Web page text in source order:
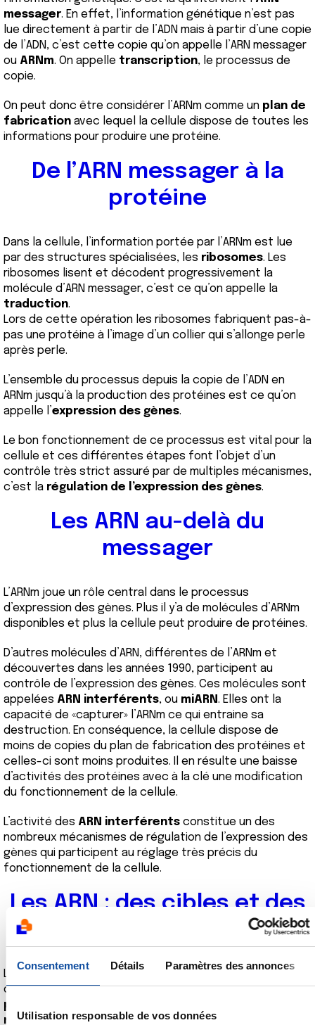
Consentement Détails Paramètres des annonces
Utilisation responsable de vos données
messager. En effet, l’information génétique n’est pas
lue directement à partir de l’ADN mais à partir d’une copie
de l’ADN, c’est cette copie qu’on appelle l’ARN messager
ou ARNm. On appelle transcription, le processus de
copie.
On peut donc être considérer l’ARNm comme un plan de
fabrication avec lequel la cellule dispose de toutes les
informations pour produire une protéine.
De l’ARN messager à la
protéine
Dans la cellule, l’information portée par l’ARNm est lue
par des structures spécialisées, les ribosomes. Les
ribosomes lisent et décodent progressivement la
molécule d’ARN messager, c’est ce qu’on appelle la
traduction.
Lors de cette opération les ribosomes fabriquent pas-à-
pas une protéine à l’image d’un collier qui s’allonge perle
après perle.
L’ensemble du processus depuis la copie de l’ADN en
ARNm jusqu’à la production des protéines est ce qu’on
appelle l’expression des gènes.
Le bon fonctionnement de ce processus est vital pour la
cellule et ces différentes étapes font l’objet d’un
contrôle très strict assuré par de multiples mécanismes,
c’est la régulation de l’expression des gènes.
Les ARN au-delà du
messager
L’ARNm joue un rôle central dans le processus
d’expression des gènes. Plus il y’a de molécules d’ARNm
disponibles et plus la cellule peut produire de protéines.
D’autres molécules d’ARN, différentes de l’ARNm et
découvertes dans les années 1990, participent au
contrôle de l’expression des gènes. Ces molécules sont
appelées ARN interférents, ou miARN. Elles ont la
capacité de «capturer» l’ARNm ce qui entraine sa
destruction. En conséquence, la cellule dispose de
moins de copies du plan de fabrication des protéines et
celles-ci sont moins produites. Il en résulte une baisse
d’activités des protéines avec à la clé une modification
du fonctionnement de la cellule.
L’activité des ARN interférents constitue un des
nombreux mécanismes de régulation de l’expression des
gènes qui participent au réglage très précis du
fonctionnement de la cellule.
Les ARN : des cibles et des
La multiplicité des rôles joués par les différents types
d’ARN de la cellule font de ces moléculesdes cibles
potentielles pour le développement de
médicamentspouvant moduler des activités cellulaires